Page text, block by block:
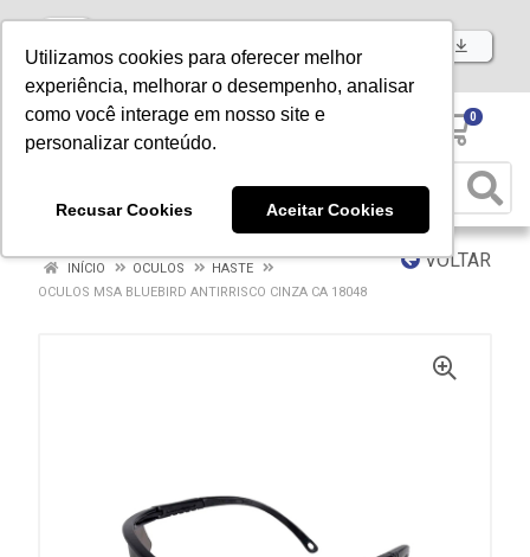
Utilizamos cookies para oferecer melhor
experiência, melhorar o desempenho, analisar
como você interage em nosso site e
personalizar conteúdo.
Recusar Cookies Aceitar Cookies
Baixe já nosso APP
0
VOLTAR
INÍCIO OCULOS
HASTE
OCULOS MSA BLUEBIRD ANTIRRISCO CINZA CA 18048